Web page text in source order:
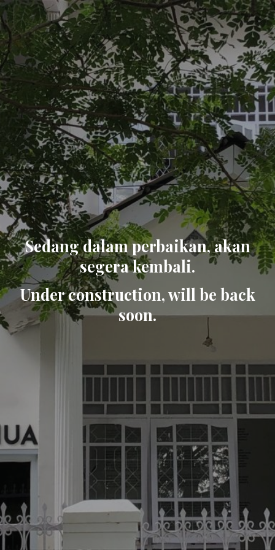
Sedang dalam perbaikan, akan
segera kembali.
Under construction, will be back
soon.